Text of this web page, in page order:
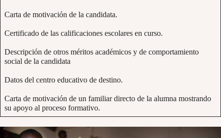
Carta de motivación de la candidata.
Certificado de las calificaciones escolares en curso.
Descripción de otros méritos académicos y de comportamiento
social de la candidata
Datos del centro educativo de destino.
Carta de motivación de un familiar directo de la alumna mostrando
su apoyo al proceso formativo.